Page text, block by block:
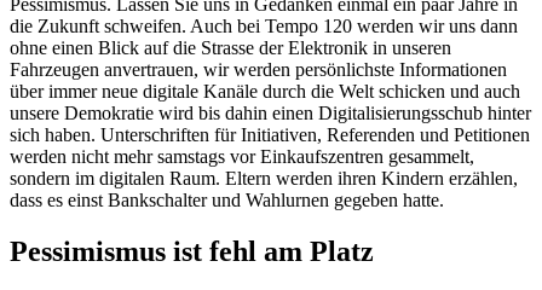
Pessimismus. Lassen Sie uns in Gedanken einmal ein paar Jahre in
die Zukunft schweifen. Auch bei Tempo 120 werden wir uns dann
ohne einen Blick auf die Strasse der Elektronik in unseren
Fahrzeugen anvertrauen, wir werden persönlichste Informationen
über immer neue digitale Kanäle durch die Welt schicken und auch
unsere Demokratie wird bis dahin einen Digitalisierungsschub hinter
sich haben. Unterschriften für Initiativen, Referenden und Petitionen
werden nicht mehr samstags vor Einkaufszentren gesammelt,
sondern im digitalen Raum. Eltern werden ihren Kindern erzählen,
dass es einst Bankschalter und Wahlurnen gegeben hatte.
Pessimismus ist fehl am Platz